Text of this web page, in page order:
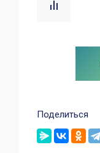
Поделиться